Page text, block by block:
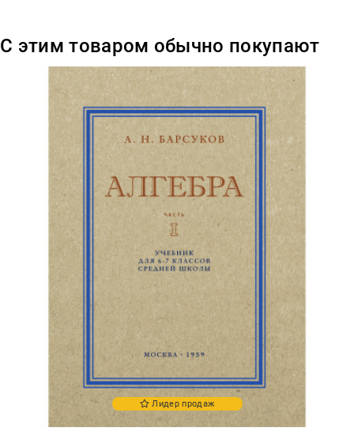
С этим товаром обычно покупают
Лидер продаж